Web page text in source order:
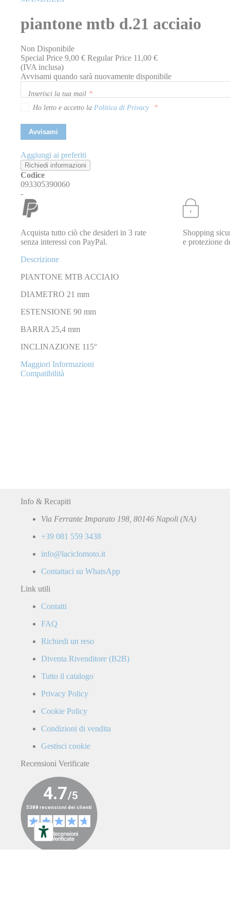
galleria
di
immagini
piantone mtb d.21 acciaio
Non Disponibile
Special Price 9,00 € Regular Price 11,00 €
(IVA inclusa)
Avvisami quando sarà nuovamente disponibile
Inserisci la tua mail
Ho letto e accetto laPolitica di Privacy
Avvisami
Aggiungi ai preferiti
Richiedi informazioni
Codice
093305390060
-
Acquista tutto ciò che desideri in 3 rate
senza interessi con PayPal.
Shopping
e protezione
Descrizione
PIANTONE MTB ACCIAIO
DIAMETRO 21 mm
ESTENSIONE 90 mm
BARRA 25,4 mm
INCLINAZIONE 115°
Maggiori Informazioni
Compatibilità
Info & Recapiti
Via Ferrante Imparato 198, 80146 Napoli (NA)
+39 081 559 3438
info@laciclomoto.it
Contattaci su WhatsApp
Link utili
Contatti
FAQ
Richiedi un reso
Diventa Rivenditore (B2B)
Tutto il catalogo
Privacy Policy
Cookie Policy
Condizioni di vendita
Gestisci cookie
Recensioni Verificate